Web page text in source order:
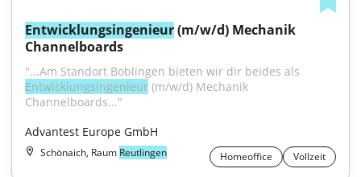
Entwicklungsingenieur (m/w/d) Mechanik
Channelboards
Entwicklungsingenieur (m/w/d) Mechanik
Channelboards..."
Advantest Europe GmbH
Schönaich, Raum Reutlingen Homeoffice Vollzeit